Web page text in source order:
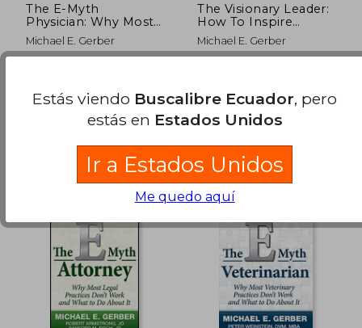
dcto.
$ 45.53
$ 25.04
$
The E-Myth
Physician: Why Most
Medical Practices
Don't Work and What
to do About it (en
Michael E. Gerber
The Visionary Leader:
How To Inspire
Success From The
Top Down (en Inglés)
Michael E. Gerber
Estás viendo Buscalibre Ecuador, pero
estás en Estados Unidos
Ir a Estados Unidos
Me quedo aquí